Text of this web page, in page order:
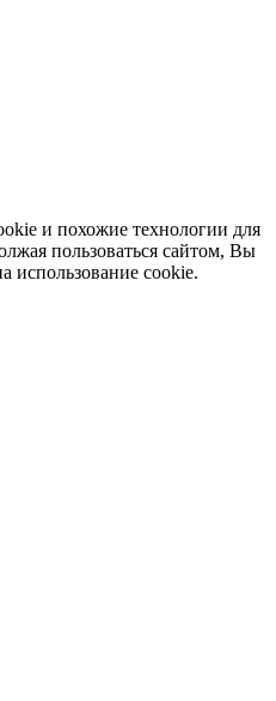
и похожие технологии для
пользоваться сайтом, Вы
использование cookie.